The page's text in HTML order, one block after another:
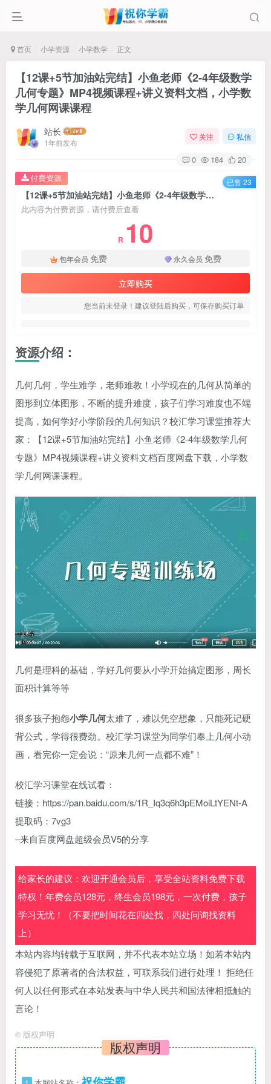
首页 小学资源 小学数学 正文
【12课+5节加油站完结】小鱼老师《2-4年级数学
几何专题》MP4视频课程+讲义资料文档，小学数
学几何网课课程
站长
1年前发布
关注 私信
0 184 20
【12课+5节加油站完结】小鱼老师《2-4年级数学几何专题》MP4视频课程+讲义资料文档，小学数学几何网课课程
此内容为付费资源，请付费后查看
R 10
包年会员 免费 永久会员 免费
立即购买
您当前未登录！建议登陆后购买，可保存购买订单
付费资源 已售 23
资源介绍：
几何几何，学生难学，老师难教！小学现在的几何从简单的
图形到立体图形，不断的提升难度，孩子们学习难度也不端
提高，如何学好小学阶段的几何知识？校汇学习课堂推荐大
家：【12课+5节加油站完结】 小鱼老师 《2-4年级数学几何
专题》MP4视频课程+讲义资料文档百度网盘下载，小学数
学几何网课课程。
几何是理科的基础，学好几何要从小学开始搞定图形，周长
面积计算等等
很多孩子抱怨小学几何太难了，难以凭空想象，只能死记硬
背公式，学得很费劲。校汇学习课堂为同学们奉上几何小动
画，看完你一定会说：“原来几何一点都不难”！
校汇学习课堂在线试看：
链接：https://pan.baidu.com/s/1R_Iq3q6h3pEMoiLtYENt-A
提取码：7vg3
–来自百度网盘超级会员V5的分享
给家长的建议：欢迎开通会员后，享受全站资料免费下载
特权！年费会员128元，终生会员198元，一次付费，孩子
学习无忧！（不要把时间花在四处找，四处问询找资料
上）
本站内容均转载于互联网，并不代表本站立场！如若本站内
容侵犯了原著者的合法权益，可联系我们进行处理！ 拒绝任
何人以任何形式在本站发表与中华人民共和国法律相抵触的
言论！
© 版权声明
版权声明